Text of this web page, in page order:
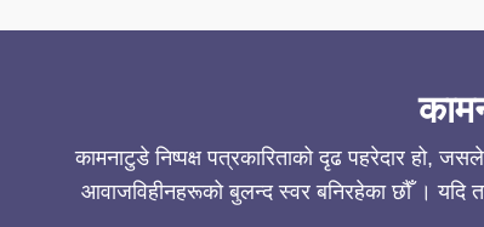
कामनाटुडे निष्पक्ष पत्रकारिताको दृढ पहरेदार हो,
आवाजविहीनहरूको बुलन्द स्वर बनिरहेका छौँ । यदि